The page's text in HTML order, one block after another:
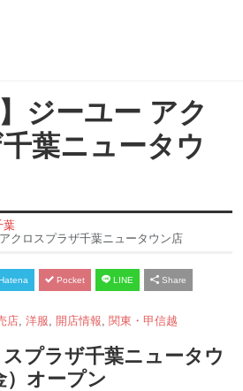
ジーユー アク
葉ニュータウ
葉
クロスプラザ千葉ニュータウン店
Pocket LINE Share
店, 洋服 開店情報 関東・甲信越
プラザ千葉ニュータウ
）オープン